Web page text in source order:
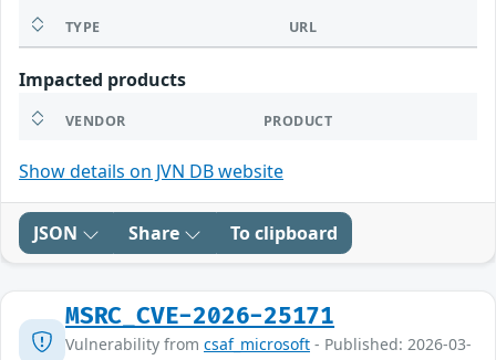
TYPE URL
Impacted products
VENDOR PRODUCT
Show details on JVN DB website
JSON Share To clipboard
MSRC_CVE-2026-25171
Vulnerability from csaf_microsoft - Published: 2026-03-